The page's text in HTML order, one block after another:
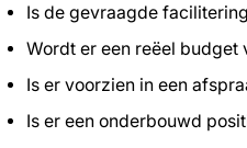
Is de gevraagde
Wordt er een reëel budget
Is er voorzien in een
Is er een onderbouwd